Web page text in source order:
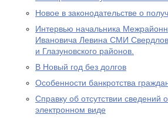
Новое в законодательстве о
Интервью начальника
Ивановича Левина СМИ
и Глазуновского районов.
В Новый год без долгов
Особенности банкротства
Справку об отсутствии
электронном виде